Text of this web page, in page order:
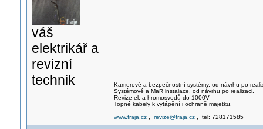
váš
elektrikář a
revizní
technik
Kamerové a bezpečnostní systémy, od návrhu po
Systémové a MaR instalace, od návrhu po realizaci.
Revize el. a hromosvodů do 1000V
Topné kabely k vytápění i ochraně majetku.
www.fraja.cz, revize@fraja.cz, tel: 728171585